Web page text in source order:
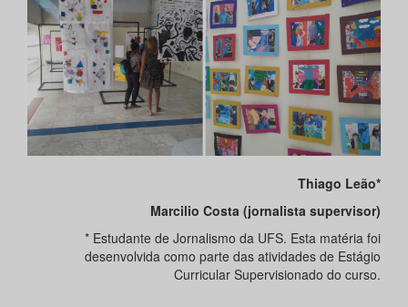
Thiago Leão*
Marcilio Costa (jornalista supervisor)
* Estudante de Jornalismo da UFS. Esta matéria foi
desenvolvida como parte das atividades de Estágio
Curricular Supervisionado do curso.